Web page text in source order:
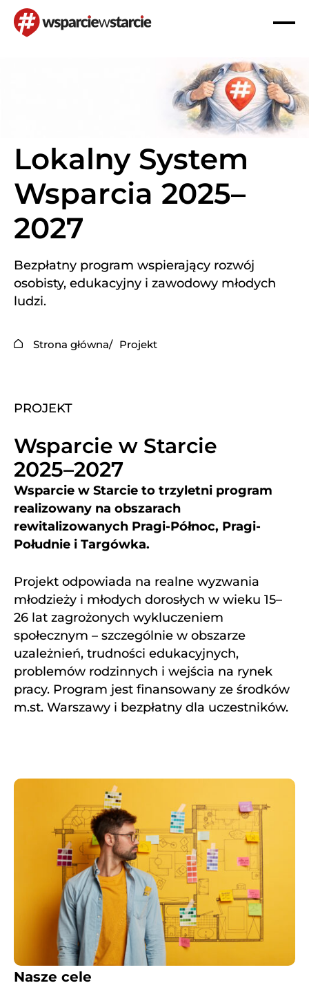
Header
Lokalny System
Wsparcia 2025–
2027
Bezpłatny program wspierający rozwój
osobisty, edukacyjny i zawodowy młodych
ludzi.
Strona główna Projekt
PROJEKT
Wsparcie w Starcie
2025–2027
Wsparcie w Starcie to trzyletni program
realizowany na obszarach
rewitalizowanych Pragi-Północ, Pragi-
Południe i Targówka.
Projekt odpowiada na realne wyzwania
młodzieży i młodych dorosłych w wieku 15–
26 lat zagrożonych wykluczeniem
społecznym – szczególnie w obszarze
uzależnień, trudności edukacyjnych,
problemów rodzinnych i wejścia na rynek
pracy. Program jest finansowany ze środków
m.st. Warszawy i bezpłatny dla uczestników.
Nasze cele